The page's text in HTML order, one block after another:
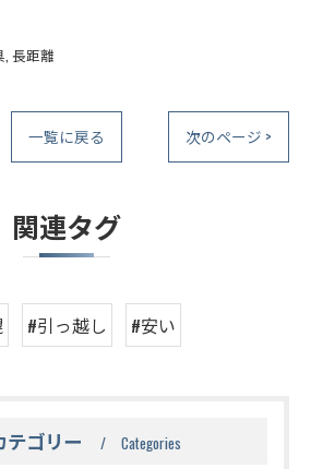
長距離
一覧に戻る 次のページ >
関連タグ
#引っ越し #安い
テゴリー Categories